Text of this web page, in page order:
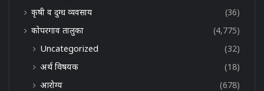
कृषी व दुग्ध व्यवसाय
(36)
कोपरगाव तालुका
(4,775)
Uncategorized
(32)
अर्थ विषयक
(18)
आरोग्य
(678)